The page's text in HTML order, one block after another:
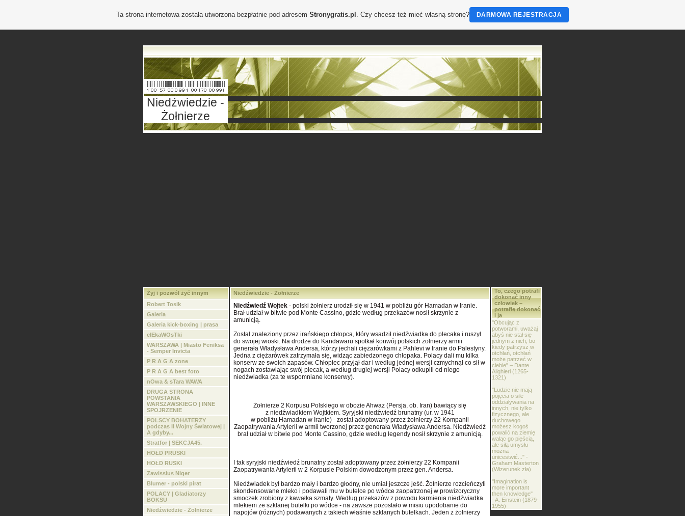
Niedźwiedzie -
Żołnierze
Żyj i pozwól żyć innym
Robert Tosik
Galeria
Galeria kick-boxing | prasa
cIEkaWOsTki
WARSZAWA | Miasto Feniksa
- Semper Invicta
P R A G A zone
P R A G A best foto
nOwa & sTara WAWA
DRUGA STRONA
POWSTANIA
WARSZAWSKIEGO | INNE
SPOJRZENIE
POLSCY BOHATERZY
podczas II Wojny Światowej |
A gdyby...
Stratfor | SEKCJA45.
HOŁD PRUSKI
HOŁD RUSKI
Zawissius Niger
Blumer - polski pirat
POLACY | Gladiatorzy
BOKSU
Niedźwiedzie - Żołnierze
Niedźwiedzie - Żołnierze
Niedźwiedź Wojtek - polski żołnierz urodził się w 1941 w pobliżu gór Hamadan w Iranie.
Brał udział w bitwie pod Monte Cassino, gdzie według przekazów nosił skrzynie z
amunicją.
Został znaleziony przez irańskiego chłopca, który wsadził niedźwiadka do plecaka i ruszył
do swojej wioski. Na drodze do Kandawaru spotkał konwój polskich żołnierzy armii
generała Władysława Andersa, którzy jechali ciężarówkami z Pahlevi w Iranie do Palestyny.
Jedna z ciężarówek zatrzymała się, widząc zabiedzonego chłopaka. Polacy dali mu kilka
konserw ze swoich zapasów. Chłopiec przyjął dar i według jednej wersji czmychnął co sił w
nogach zostawiając swój plecak, a według drugiej wersji Polacy odkupili od niego
niedźwiadka (za te wspomniane konserwy).
Żołnierze 2 Korpusu Polskiego w obozie Ahwaz (Persja, ob. Iran) bawiący się
z niedźwiadkiem Wojtkiem. Syryjski niedźwiedź brunatny (ur. w 1941
w pobliżu Hamadan w Iranie) - został adoptowany przez żołnierzy 22 Kompanii
Zaopatrywania Artylerii w armii tworzonej przez generała Władysława Andersa. Niedźwiedź
brał udział w bitwie pod Monte Cassino, gdzie według legendy nosił skrzynie z amunicją.
I tak syryjski niedźwiedź brunatny został adoptowany przez żołnierzy 22 Kompanii
Zaopatrywania Artylerii w 2 Korpusie Polskim dowodzonym przez gen. Andersa.
Niedźwiadek był bardzo mały i bardzo głodny, nie umiał jeszcze jeść. Żołnierze rozcieńczyli
skondensowane mleko i podawali mu w butelce po wódce zaopatrzonej w prowizoryczny
smoczek zrobiony z kawałka szmaty. Według przekazów z powodu karmienia niedźwiadka
mlekiem ze szklanej butelki po wódce - na zawsze pozostało w misiu upodobanie do
napojów (różnych) podawanych z takiech właśnie szklanych butelkach. Jeden z żołnierzy
To, czego potrafi
dokonać inny
człowiek –
potrafię dokonać
i ja
"Obcując z
potworami, uważaj
abyś nie stał się
jednym z nich, bo
kiedy patrzysz w
otchłań, otchłań
może patrzeć w
ciebie" – Dante
Alighieri (1265-
1321)
"Ludzie nie mają
pojęcia o sile
oddziaływania na
innych, nie tylko
fizycznego, ale
duchowego...
możesz kogoś
powalić na ziemię
waląc go pięścią,
ale siłą umysłu
można
unicestwić..." -
Graham Masterton
(Wizerunek zła)
"Imagination is
more important
then knowledge"
- A. Einstein (1879-
1955)
Ta strona internetowa została utworzona bezpłatnie pod adresem Stronygratis.pl . Czy chcesz też mieć własną stronę? DARMOWA REJESTRACJA